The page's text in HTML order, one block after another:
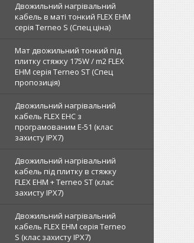
Двожильний нагрівальний
кабель в маті тонкий FLEX EHM
серія Terneo S (Спец ціна)
Мат двожильний тонкий під
плитку стяжку 175W / m2 FLEX
EHM серія Terneo SТ (Спец
пропозиція)
Двожильний нагрівальний
кабель FLEX EHС з
програмованим E-51 (клас
захисту IPX7)
Двожильний нагрівальний
кабель під плитку в стяжку
FLEX EHM + Terneo ST (клас
захисту IPX7)
Двожильний нагрівальний
кабель FLEX EHM серія Terneo
S (клас захисту IPX7)